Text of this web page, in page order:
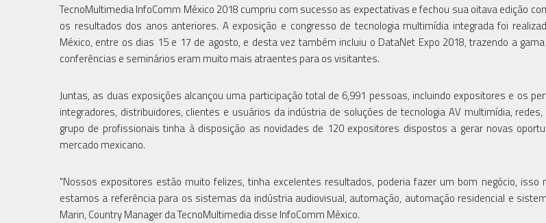
TecnoMultimedia InfoComm México 2018 cumpriu com sucesso as expectativas e fechou sua oitava edição
os resultados dos anos anteriores. A exposição e congresso de tecnologia multimídia integrada foi
México, entre os dias 15 e 17 de agosto, e desta vez também incluiu o DataNet Expo 2018, trazendo a
conferências e seminários eram muito mais atraentes para os visitantes.
Juntas, as duas exposições alcançou uma participação total de 6,991 pessoas, incluindo expositores e os
integradores, distribuidores, clientes e usuários da indústria de soluções de tecnologia AV multimídia, redes,
grupo de profissionais tinha à disposição as novidades de 120 expositores dispostos a gerar novas
mercado mexicano.
"Nossos expositores estão muito felizes, tinha excelentes resultados, poderia fazer um bom negócio, isso
estamos a referência para os sistemas da indústria audiovisual, automação, automação residencial e
Marin, Country Manager da TecnoMultimedia disse InfoComm México.